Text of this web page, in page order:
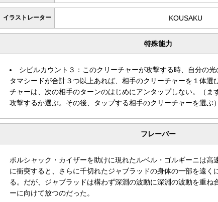
イラストレーター KOUSAKU
特殊能力
シビルカウント３：このクリーチャーが攻撃する時、自分の
タマシードが合計３つ以上あれば、相手のクリーチャーを１体選
チャーは、次の相手のターンのはじめにアンタップしない。（ま
攻撃するか選ぶ。その後、タップする相手のクリーチャーを選ぶ）
フレーバー
ボルシャック・カイザーを助けに現れたルベル・ゴルギーニは高
に衝突すると、さらに千切れたジャブラッドの身体の一部を遠く
る。だが、ジャブラッドは構わず深淵の波動に深淵の波動を重ね
ーに向けて放つのだった。